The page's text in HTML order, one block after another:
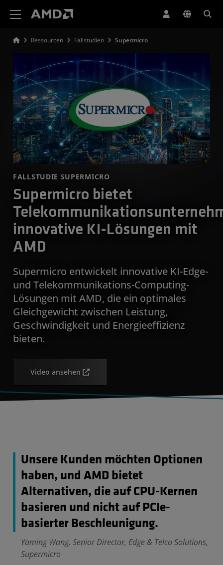
Ressourcen Fallstudien Supermicro
FALLSTUDIE SUPERMICRO
Supermicro bietet
innovative KI-Lösungen mit
AMD
Supermicro entwickelt innovative KI-Edge-
und Telekommunikations-Computing-
Lösungen mit AMD, die ein optimales
Gleichgewicht zwischen Leistung,
Geschwindigkeit und Energieeffizienz
bieten.
Video ansehen
Unsere Kunden möchten Optionen
haben, und AMD bietet
Alternativen, die auf CPU-Kernen
basieren und nicht auf PCIe-
basierter Beschleunigung.
Yaming Wang, Senior Director, Edge & Telco Solutions,
Supermicro